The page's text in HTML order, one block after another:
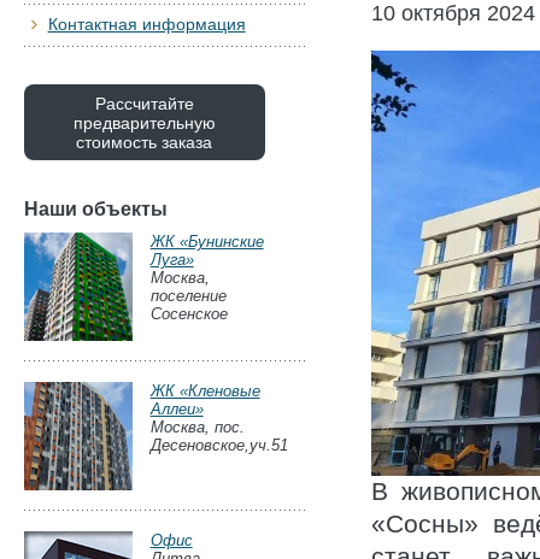
10 октября 2024
В
«Сосны»
Контактная информация
Рассчитайте
предварительную
стоимость заказа
Наши объекты
ЖК «Бунинские
Луга»
Москва,
поселение
Сосенское
ЖК «Кленовые
Аллеи»
Москва, пос.
Десеновское,уч.51
Офис